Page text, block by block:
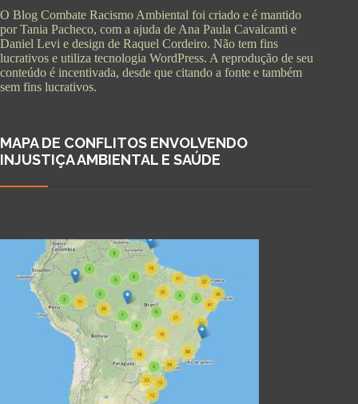
O Blog Combate Racismo Ambiental foi criado e é mantido
por Tania Pacheco, com a ajuda de Ana Paula Cavalcanti e
Daniel Levi e design de Raquel Cordeiro. Não tem fins
lucrativos e utiliza tecnologia WordPress. A reprodução de seu
conteúdo é incentivada, desde que citando a fonte e também
sem fins lucrativos.
MAPA DE CONFLITOS ENVOLVENDO
INJUSTIÇA AMBIENTAL E SAÚDE